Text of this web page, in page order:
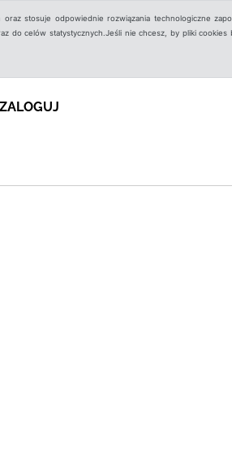
stosuje odpowiednie rozwiązania technologiczne
do celów statystycznych.Jeśli nie chcesz, by pliki cookies